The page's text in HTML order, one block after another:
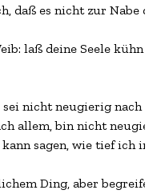
daß es nicht zur Nabe
laß deine Seele kühn
nicht neugierig nach
allem, bin nicht
kann sagen, wie tief ich
Ding, aber begreife